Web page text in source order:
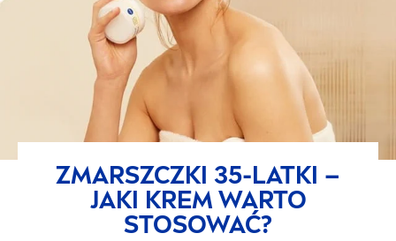
ZMARSZCZKI 35-LATKI –
JAKI KREM WARTO
STOSOWAĆ?